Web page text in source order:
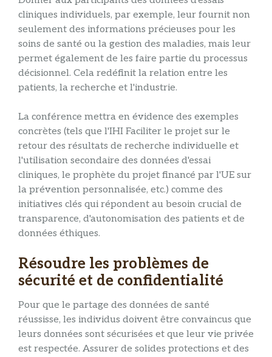
cliniques individuels, par exemple, leur fournit non
seulement des informations précieuses pour les
soins de santé ou la gestion des maladies, mais leur
permet également de les faire partie du processus
décisionnel. Cela redéfinit la relation entre les
patients, la recherche et l'industrie.
La conférence mettra en évidence des exemples
concrètes (tels que l'IHI Faciliter le projet sur le
retour des résultats de recherche individuelle et
l'utilisation secondaire des données d'essai
cliniques, le prophète du projet financé par l'UE sur
la prévention personnalisée, etc.) comme des
initiatives clés qui répondent au besoin crucial de
transparence, d'autonomisation des patients et de
données éthiques.
Résoudre les problèmes de
sécurité et de confidentialité
Pour que le partage des données de santé
réussisse, les individus doivent être convaincus que
leurs données sont sécurisées et que leur vie privée
est respectée. Assurer de solides protections et des